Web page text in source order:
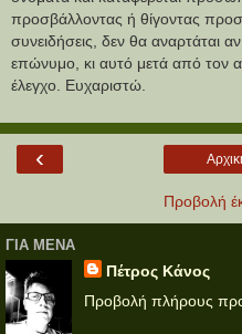
προσβάλλοντας ή θίγοντας
συνειδήσεις, δεν θα αναρτάται αν
επώνυμο, κι αυτό μετά από τον
έλεγχο. Ευχαριστώ.
‹
Προβολή
ΓΙΑ ΜΕΝΑ
Πέτρος Κάνος
Προβολή πλήρους